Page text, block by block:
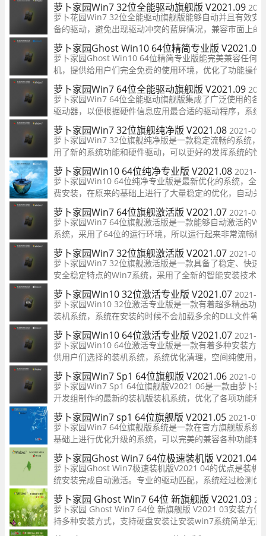
萝卜家园Win7 32位全能驱动旗舰版 V2021.09
萝卜花园Win7 32位全能驱动旗舰版能够自动并且有效安
备的驱动，避免出现驱动冲突的蓝屏情况，兼容市面上的
流品牌电脑，适应性非常的出色，保留原来的全部功能外
了很多系统组件，使其能够完全发挥出Win7旗舰版的强
萝卜家园Ghost Win10 64位精简专业版 V2021.09
萝卜家园Ghost Win10 64位精简专业版能完美兼容任何
机，提供给用户们完全免费的使用环境，优化了功能操作
大众需求，支持多种安装方式，并支持硬盘安装，集成了
硬件驱动，几乎所有驱动能自动识别并安装好，对Win10
萝卜家园Win7 64位全能驱动旗舰版 V2021.09
萝卜家园Win7 64位全能驱动旗舰版集成了广泛使用的各
驱动器，以便根据硬件信息应用最合适的驱动程序，系统
经过精心的优化和调整，支持用户在线更新使用，安装方
速，支持多种安装方式，并提供每个用户的最佳质量功能
萝卜家园Win7 32位旗舰纯净版 V2021.08 2021-09-
萝卜家园Win7 32位旗舰纯净版是一款稳定流畅的系统，
用了新的系统功能和硬件驱动，可以更好的发挥系统的性
能，安装完成后自动激活，还支持一键全自动快速备份并
会恢复系统，不用担心系统数据丢失。
萝卜家园Win10 64位纯净专业版 V2021.08 2021-
萝卜家园Win10 64位纯净专业版是最新优化的系统，全
费安装，在原来的基础上进行了大量稳定的优化，自动关
分无用启动项，使用系统时更加安全，更加人性化，可以
户提供一个良好的系统环境，发挥win10系统的最好性能
萝卜家园Win7 64位旗舰激活版 V2021.07 2021-08-
萝卜家园Win7 64位旗舰激活版是一款能够自动激活的
系统，采用了64位的运行环境，所以运行起来非常流畅稳
定，与各种机型完全兼容，测试过程中没有不兼容或崩溃
一键安装服务，轻松享受新操作系统带来的完美优化功能
还可以进行个性化主题设置，十分
萝卜家园Win7 32位旗舰激活版 V2021.07 2021-07-
萝卜家园Win7 32位旗舰激活版是一款具备了稳定、快速
安全稳定特点的Win7系统，采用了全新的智能安装技术
装完成后能自动激活，支持全面的驱动，可以完美的兼容
种硬件和软件，系统非常纯净，运行环境非常的安全可靠
有需要的朋友快来下载吧。
萝卜家园Win10 32位激活专业版 V2021.07 2021-
萝卜家园Win10 32位激活专业版是一款有着超多精品功
装机系统，系统在安装的时候不会加载多余的DLL文件等
行时占用资源少，可帮助用户们享受最流畅的使用体验，
还优化了磁盘的相应速度哦，着重提升了系统的开机速度
萝卜家园Win10 64位激活专业版 V2021.07 2021-
萝卜家园Win10 64位激活专业版是一款有着多种安装方
供用户们选择的装机系统，系统优化清理，空间纯使用，
何垃圾，优化系统运行环境，不影响稳定性，自动安装最
方驱动，充分发挥所有硬件的最佳性能，系统有着全新独
系统恢复模式，解决用户
萝卜家园Win7 Sp1 64位旗舰版 V2021.06 2021-07-
萝卜家园Win7 Sp1 64位旗舰版V2021 06是一款由萝卜家
开发组制作的最新的装机版装机系统，优化了各项功能和
件，关闭一些无用服务，防止垃圾软件启动消耗系统，还
着海量的硬件驱动程序，该系统在装机方面进行了专门的
化和升级，可以以短短数分钟的
萝卜家园Win7 sp1 64位旗舰版 V2021.05 2021-07-
萝卜家园Win7 64位旗舰版系统是一款在官方旗舰版系统
基础上进行优化升级的系统，可以完美的兼容各种功能软
和大小型游戏，集成了广泛使用的各种硬件驱动器，以便
据硬件信息应用最合适的驱动程序，萝卜家园Win7 64位
舰版系统为用户提供多种服务，并
萝卜家园Ghost Win7 64位极速装机版 V2021.04
萝卜家园Ghost Win7极速装机版V2021 04的优点是装机
统安装完成自动激活。专业的驱动匹配，系统经过检测优
的硬件都可以发挥最大的性能。装机过程不复杂，用户可
的教程一步一步操作，快速完成系统重装。
萝卜家园 Ghost Win7 64位 新旗舰版 V2021.03
萝卜家园 Ghost Win7 64位 新旗舰版 V2021 03安装方便
持多种安装方式，支持硬盘安装让安装win7系统简单无比
经过众多电脑装机人员安装测试，稳定性兼容性都非常好